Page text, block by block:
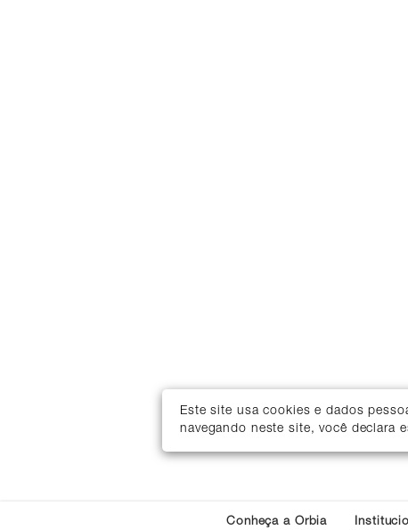
Este site usa cookies e dados
navegando neste site, você declara
Conheça a Orbia